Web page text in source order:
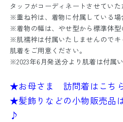
タッフがコーディネートさせていた
※重ね衿は、着物に付属している場
※着物の幅は、やせ型から標準体型
※肌襦袢は付属いたしませんので
肌着をご用意ください。
※2023年6月発送分より肌着は付属
★お母さま 訪問着はこち
★髪飾りなどの小物販売品
♪